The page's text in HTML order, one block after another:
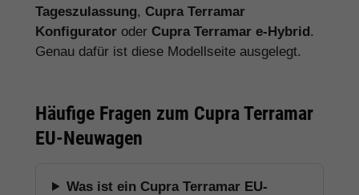
Tageszulassung, Cupra Terramar
Konfigurator oder Cupra Terramar e-Hybrid.
Genau dafür ist diese Modellseite ausgelegt.
Häufige Fragen zum Cupra Terramar
EU-Neuwagen
Was ist ein Cupra Terramar EU-